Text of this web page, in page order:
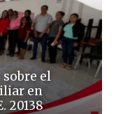
el
en
20138